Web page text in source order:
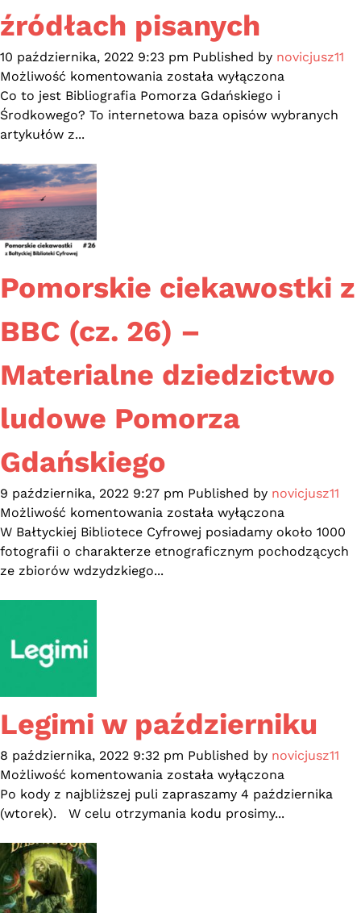
źródłach pisanych
10 października, 2022 9:23 pm Published by novicjusz11
Możliwość komentowania O
dziedzictwie
kulturowym
została wyłączona
Co to jest Bibliografia Pomorza Gdańskiego i
Środkowego? To internetowa baza opisów wybranych
artykułów z...
Pomorskie ciekawostki z
BBC (cz. 26) –
Materialne dziedzictwo
ludowe Pomorza
Gdańskiego
9 października, 2022 9:27 pm Published by novicjusz11
Możliwość komentowania Pomorskie
ciekawostki
z
Gdańskiego
została wyłączona
W Bałtyckiej Bibliotece Cyfrowej posiadamy około 1000
fotografii o charakterze etnograficznym pochodzących
ze zbiorów wdzydzkiego...
Legimi w październiku
8 października, 2022 9:32 pm Published by novicjusz11
Możliwość komentowania Legimi
w
październiku
została wyłączona
Po kody z najbliższej puli zapraszamy 4 października
(wtorek). W celu otrzymania kodu prosimy...